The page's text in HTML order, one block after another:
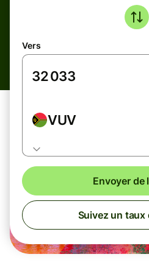
Vers
VUV
Envoyer de
Suivez un taux